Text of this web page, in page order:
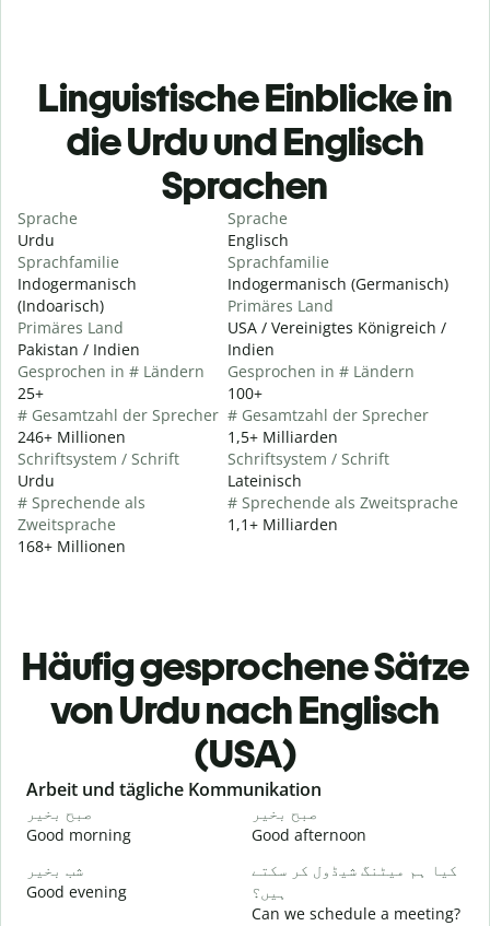
Linguistische Einblicke in
die Urdu und Englisch
Sprachen
Sprache
Urdu
Sprachfamilie
Indogermanisch
(Indoarisch)
Primäres Land
Pakistan / Indien
Gesprochen in # Ländern
25+
# Gesamtzahl der Sprecher
246+ Millionen
Schriftsystem / Schrift
Urdu
# Sprechende als
Zweitsprache
168+ Millionen
Sprache
Englisch
Sprachfamilie
Indogermanisch (Germanisch)
Primäres Land
USA / Vereinigtes Königreich /
Indien
Gesprochen in # Ländern
100+
# Gesamtzahl der Sprecher
1,5+ Milliarden
Schriftsystem / Schrift
Lateinisch
# Sprechende als Zweitsprache
1,1+ Milliarden
Häufig gesprochene Sätze
von Urdu nach Englisch
(USA)
Slide 1 of 6
Arbeit und tägliche Kommunikation
صبح بخیر
Good morning
صبح بخیر
Good afternoon
شب بخیر
Good evening
کیا ہم میٹنگ شیڈول کر سکتے
ہیں؟
Can we schedule a meeting?